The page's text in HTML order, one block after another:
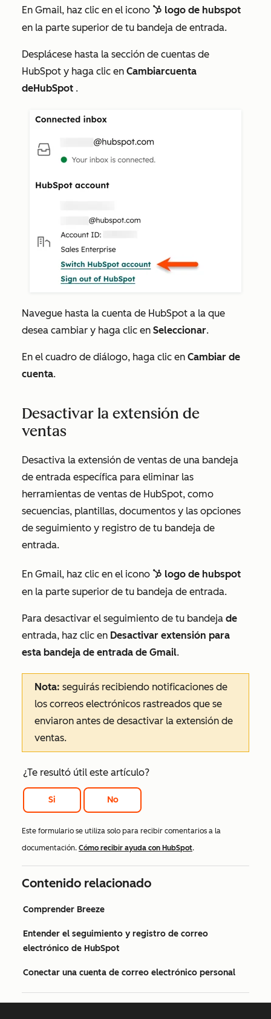
En Gmail, haz clic en el icono sprocket sprocke logo de hubspot
en la parte superior de tu bandeja de entrada.
Desplácese hasta la sección de cuentas de
HubSpot y haga clic en Cambiarcuenta
deHubSpot .
Navegue hasta la cuenta de HubSpot a la que
desea cambiar y haga clic en Seleccionar.
En el cuadro de diálogo, haga clic en Cambiar de
cuenta.
Desactivar la extensión de
ventas
Desactiva la extensión de ventas de una bandeja
de entrada específica para eliminar las
herramientas de ventas de HubSpot, como
secuencias, plantillas, documentos y las opciones
de seguimiento y registro de tu bandeja de
entrada.
En Gmail, haz clic en el icono sprocket sprocke logo de hubspot
en la parte superior de tu bandeja de entrada.
Para desactivar el seguimiento de tu bandeja de
entrada, haz clic en Desactivar extensión para
esta bandeja de entrada de Gmail.
Nota: seguirás recibiendo notificaciones de
los correos electrónicos rastreados que se
enviaron antes de desactivar la extensión de
ventas.
¿Te resultó útil este artículo?
Si No
Este formulario se utiliza solo para recibir comentarios a la
documentación. Cómo recibir ayuda con HubSpot.
Contenido relacionado
Comprender Breeze
Entender el seguimiento y registro de correo
electrónico de HubSpot
Conectar una cuenta de correo electrónico personal